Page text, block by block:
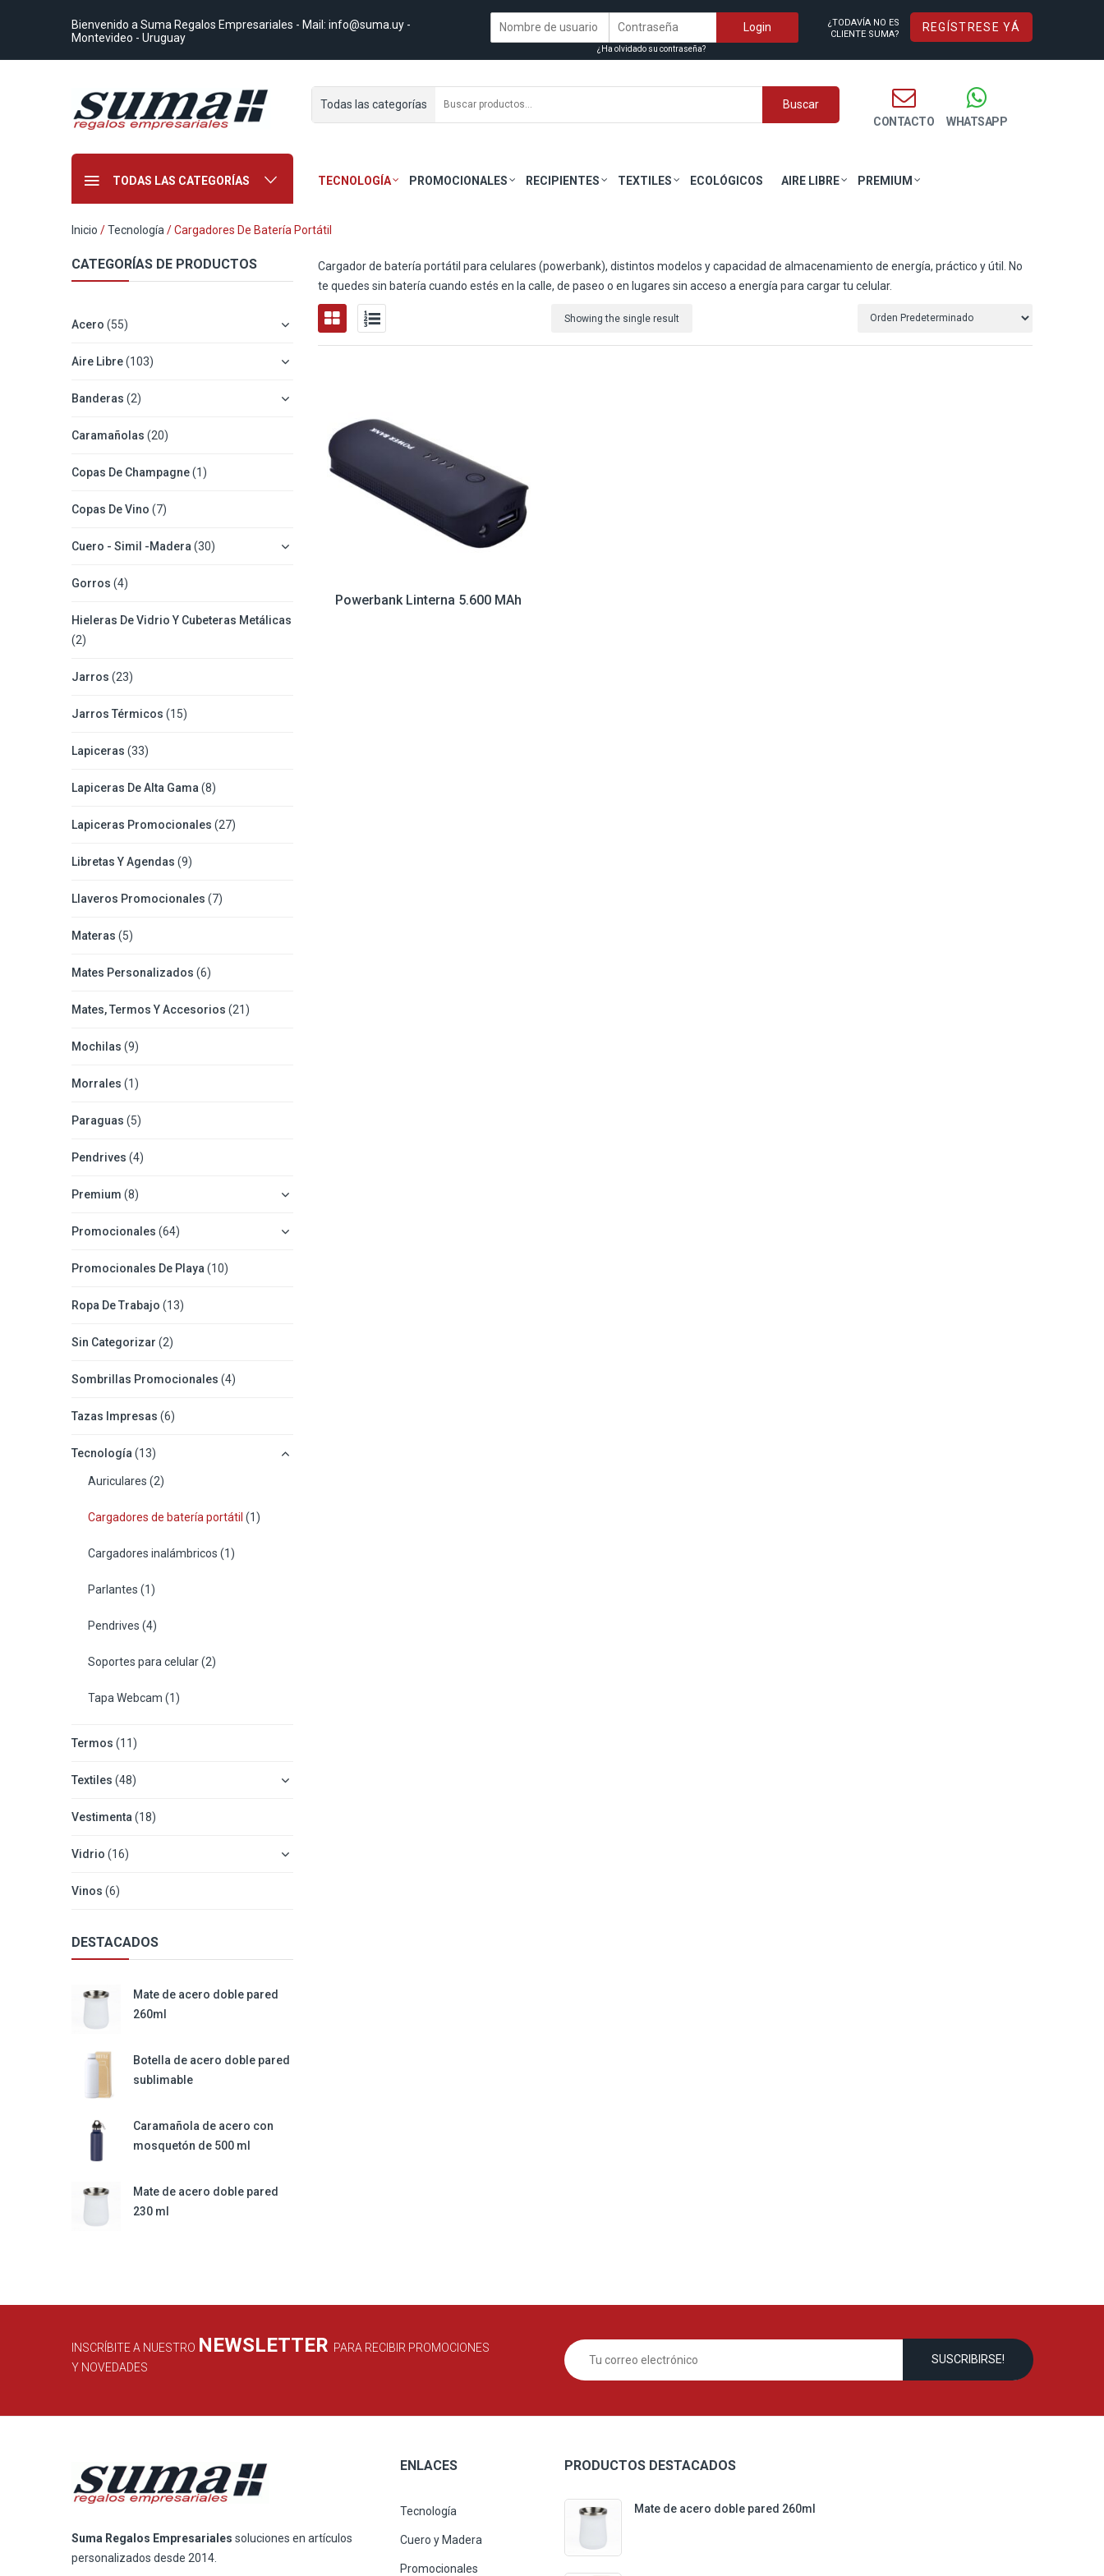
Bienvenido a Suma Regalos Empresariales - Mail: info@suma.uy -
Montevideo - Uruguay
¿Ha olvidado su contraseña?
¿TODAVÍA NO ES
CLIENTE SUMA?
REGÍSTRESE YÁ
WHATSAPP
CONTACTO
Todas las categorías Buscar
TODAS LAS CATEGORÍAS TECNOLOGÍA PROMOCIONALES RECIPIENTES TEXTILES ECOLÓGICOS AIRE LIBRE PREMIUM
Inicio /Tecnología / Cargadores De Batería Portátil
CATEGORÍAS DE PRODUCTOS
Acero (55)
Aire Libre(103)
Banderas (2)
Caramañolas (20)
Copas De Champagne(1)
Copas De Vino (7)
Cuero - Simil -Madera (30)
Gorros (4)
Hieleras De Vidrio Y Cubeteras Metálicas
(2)
Jarros (23)
Jarros Térmicos (15)
Lapiceras (33)
Lapiceras De Alta Gama (8)
Lapiceras Promocionales (27)
Libretas Y Agendas (9)
Llaveros Promocionales (7)
Materas (5)
Mates Personalizados (6)
Mates, Termos Y Accesorios (21)
Mochilas (9)
Morrales (1)
Paraguas (5)
Pendrives (4)
Premium (8)
Promocionales (64)
Promocionales De Playa (10)
Ropa De Trabajo (13)
Sin Categorizar (2)
Sombrillas Promocionales (4)
Tazas Impresas (6)
Tecnología (13)
Auriculares (2)
Cargadores de batería portátil (1)
Cargadores inalámbricos (1)
Parlantes (1)
Pendrives (4)
Soportes para celular(2)
Tapa Webcam (1)
Termos (11)
Textiles (48)
Vestimenta (18)
Vidrio (16)
Vinos (6)
DESTACADOS
Mate de acero doble pared
260ml
Botella de acero doble pared
sublimable
Caramañola de acero con
mosquetón de 500 ml
Mate de acero doble pared
230 ml
Cargador de batería portátil para celulares (powerbank), distintos modelos y capacidad de almacenamiento de energía, práctico y útil. No
te quedes sin batería cuando estés en la calle, de paseo o en lugares sin acceso a energía para cargar tu celular.
Showing the single result
Powerbank Linterna 5.600 MAh
INSCRÍBITE A NUESTRO NEWSLETTER PARA RECIBIR PROMOCIONES
Y NOVEDADES
Suma Regalos Empresariales soluciones en artículos
personalizados desde 2014.
ENLACES
Tecnología
Cuero y Madera
Promocionales
PRODUCTOS DESTACADOS
Mate de acero doble pared 260ml